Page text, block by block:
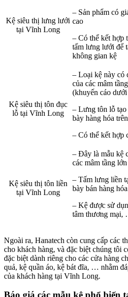
Kệ siêu thị lưng lưới
tại Vĩnh Long
– Sản phẩm có
cao
– Có thể kết hợp
tấm lưng lưới để
không gian kệ
Kệ siêu thị tôn đục
lỗ tại Vĩnh Long
– Loại kệ này có
của các mâm
(khuyến cáo
– Lưng tôn lỗ
bày hàng hóa
– Có thể kết hợp
Kệ siêu thị tôn liền
tại Vĩnh Long
– Đây là mẫu kệ
các mâm tầng
– Tấm lưng liền
bày bán hàng
– Kệ được sử
tâm thương mại,
Ngoài ra, Hanatech còn cung cấp các
cho khách hàng, và đặc biệt chúng tôi
đặc biệt dành riêng cho các cửa hàng
quả, kệ quần áo, kệ bát đĩa, … nhằm
của khách hàng tại Vĩnh Long.
Báo giá các mẫu kệ phổ biến